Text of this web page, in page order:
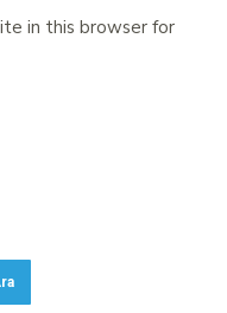
in this browser for